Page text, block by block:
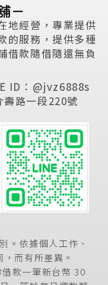
－
地經營，專業提供
的服務，提供多種
借款隨借隨還無負
ID：@jvz6888s
路一段220號
。依據個人工作、
而有所差異。
款一筆新台幣 30